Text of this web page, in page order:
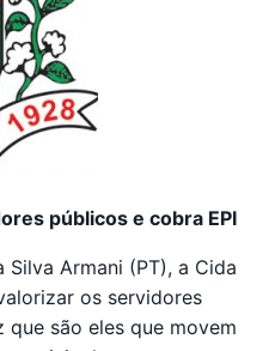
públicos e cobra EPI
Armani (PT), a Cida
os servidores
que são eles que movem